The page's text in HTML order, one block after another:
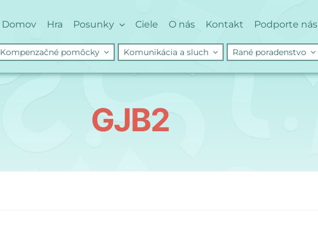
Domov Hra Posunky Ciele O nás Kontakt Podporte nás
Kompenzačné pomôcky Komunikácia a sluch Rané poradenstvo
GJB2